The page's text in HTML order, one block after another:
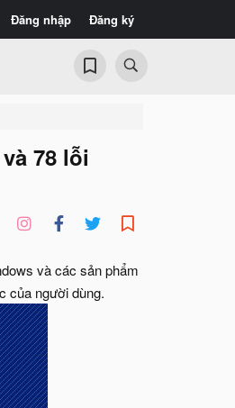
Đăng nhập Đăng ký
78 lỗi
và các sản phẩm
của người dùng.